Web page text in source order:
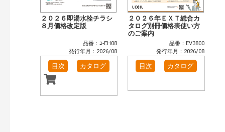
２０２６即湯水栓チラシ
８月価格改定版
品番：ﾖ-EH08
発行年月：2026/08
目次 カタログ
２０２６年ＥＸＴ総合カ
タログ別冊価格表使い方
のご案内
品番：EV3800
発行年月：2026/08
目次 カタログ